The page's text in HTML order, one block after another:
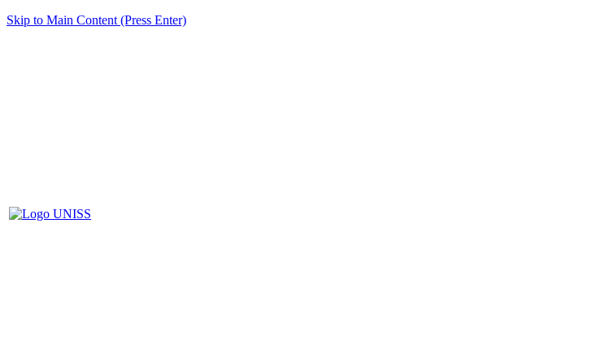
Skip to Main Content (Press Enter)